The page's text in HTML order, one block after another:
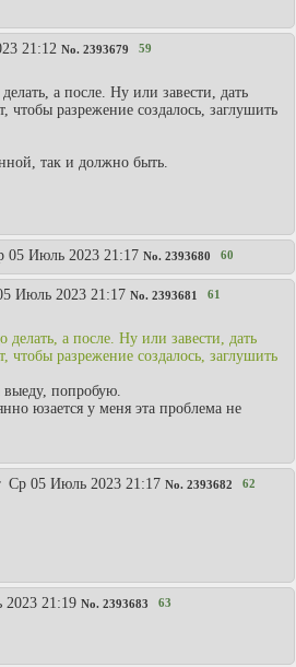
21:12 No. 2393679 59
а после. Ну или завести, дать
чтобы разрежение создалось, заглушить
так и должно быть.
05 Июль 2023 21:17 No. 2393680 60
Июль 2023 21:17 No. 2393681 61
делать, а после. Ну или завести, дать
чтобы разрежение создалось, заглушить
выеду, попробую.
юзается у меня эта проблема не
Ср 05 Июль 2023 21:17 No. 2393682 62
21:19 No. 2393683 63